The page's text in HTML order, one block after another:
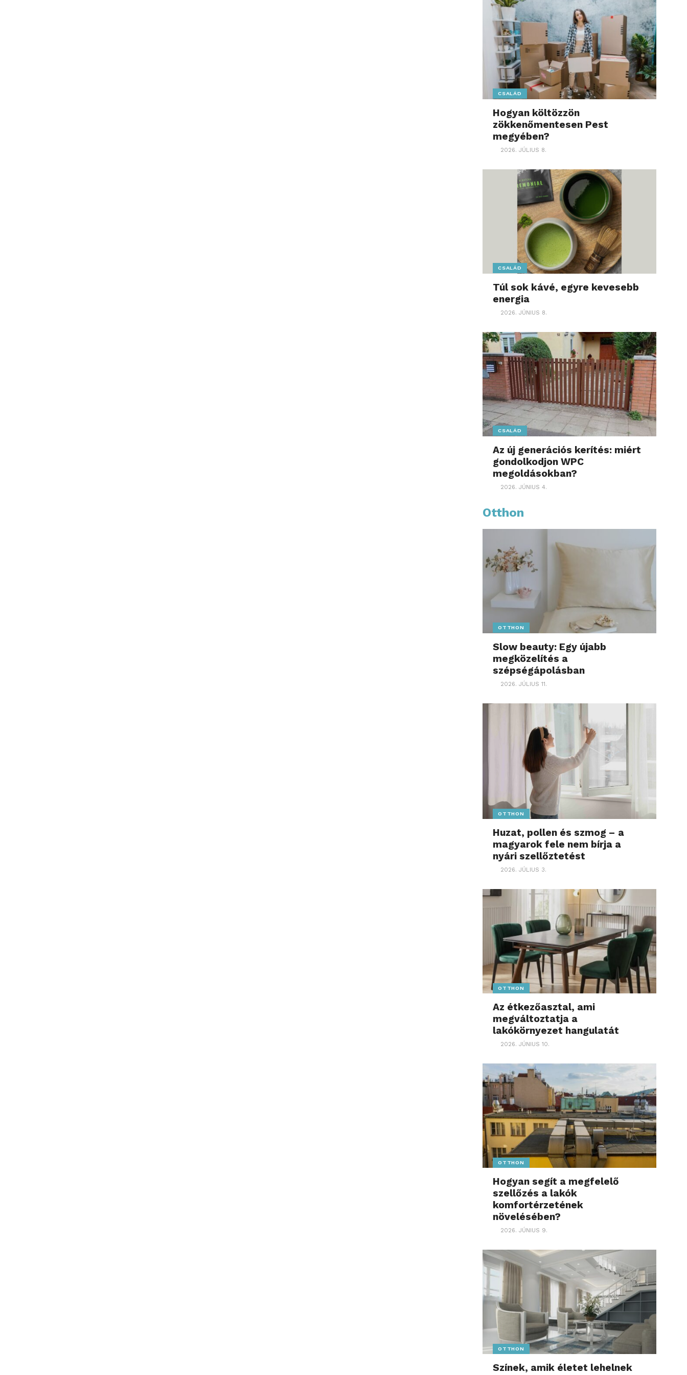
CSALÁD
Hogyan költözzön
zökkenőmentesen Pest
megyében?
2026. JÚLIUS 8.
CSALÁD
Túl sok kávé, egyre kevesebb
energia
2026. JÚNIUS 8.
CSALÁD
Az új generációs kerítés: miért
gondolkodjon WPC
megoldásokban?
2026. JÚNIUS 4.
Otthon
OTTHON
Slow beauty: Egy újabb
megközelítés a
szépségápolásban
2026. JÚLIUS 11.
OTTHON
Huzat, pollen és szmog – a
magyarok fele nem bírja a
nyári szellőztetést
2026. JÚLIUS 3.
OTTHON
Az étkezőasztal, ami
megváltoztatja a
lakókörnyezet hangulatát
2026. JÚNIUS 10.
OTTHON
Hogyan segít a megfelelő
szellőzés a lakók
komfortérzetének
növelésében?
2026. JÚNIUS 9.
OTTHON
Színek, amik életet lehelnek